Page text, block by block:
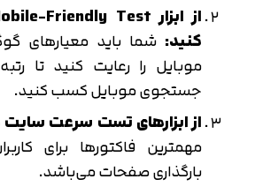
از ابزارMobile-Friendly Test
کنید: شما باید معیارهای
موبایل را رعایت کنید تا
جستجوی موبایل کسب کنید.
از ابزارهای تست سرعت
مهمترین فاکتورها برای
بارگذاری صفحات می‌باشد.